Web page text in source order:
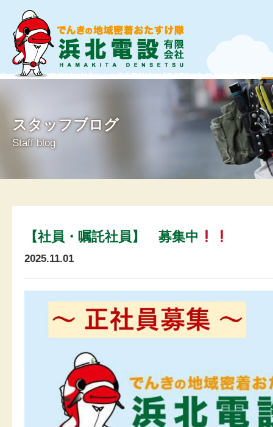
スタッフブログ
Staff blog
【社員・嘱託社員】 募集中
2025.11.01